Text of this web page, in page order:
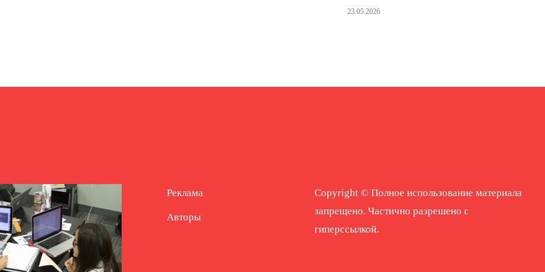
23.05.2026
Реклама
Авторы
Copyright © Полное использование материала
запрещено. Частично разрешено с
гиперссылкой.